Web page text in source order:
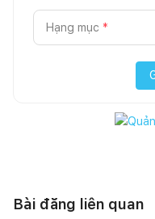
Hạng mục *
Bài đăng liên quan